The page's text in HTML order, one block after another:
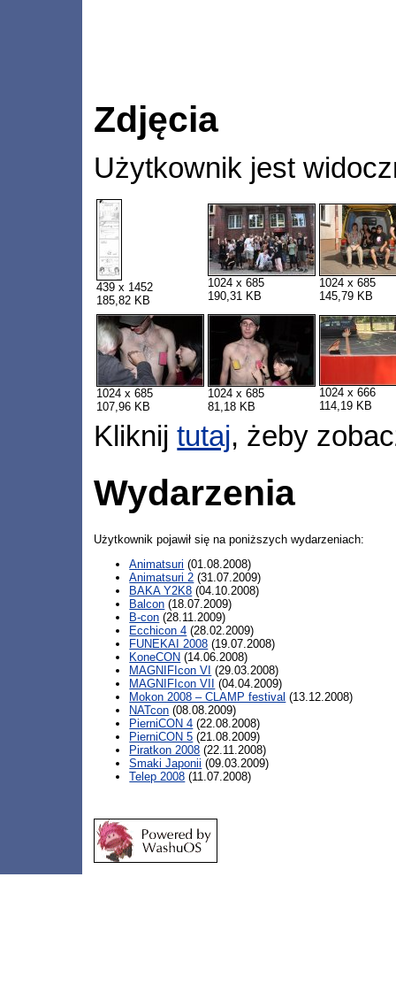
Zdjęcia
Użytkownik jest
439 x 1452
185,82 KB
1024 x 685
190,31 KB
1024 x 685
145,79 KB
1024 x 685
107,96 KB
1024 x 685
81,18 KB
1024 x 666
114,19 KB
Kliknijtutaj, żeby
Wydarzenia
Użytkownik pojawił się na poniższych wydarzeniach:
Animatsuri (01.08.2008)
Animatsuri 2 (31.07.2009)
BAKA Y2K8 (04.10.2008)
Balcon (18.07.2009)
B-con (28.11.2009)
Ecchicon 4 (28.02.2009)
FUNEKAI 2008 (19.07.2008)
KoneCON (14.06.2008)
MAGNIFIcon VI (29.03.2008)
MAGNIFIcon VII
(04.04.2009)
Mokon 2008 – CLAMP festival (13.12.2008)
NATcon (08.08.2009)
PierniCON 4 (22.08.2008)
PierniCON 5 (21.08.2009)
Piratkon 2008 (22.11.2008)
Smaki Japonii (09.03.2009)
Telep 2008 (11.07.2008)